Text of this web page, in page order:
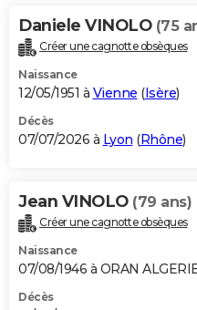
Alimentation
Guide de la santé
Maladies
Médicaments
Sommeil
VOYAGE
Destinations
City break
Voyage nature
Voyage de noces
Forum
Climat
+PHOTO
GUIDES D'ACHAT
BONS PLANS
Carte de Noël
Carte Bonne année
Carte Saint-Valentin
Carte Pâques
Carte d'anniversaire
DICTIONNAIRE
Dictionnaire
Biographies
Citations
Expressions
Proverbes
PROGRAMME TV
Daniele VINOLO (75
Créer une cagnotte obsèques
Naissance
12/05/1951 à Vienne (Isère)
Décès
07/07/2026 à Lyon (Rhône)
Jean VINOLO (79 ans)
Créer une cagnotte obsèques
Naissance
07/08/1946 à ORAN
Décès